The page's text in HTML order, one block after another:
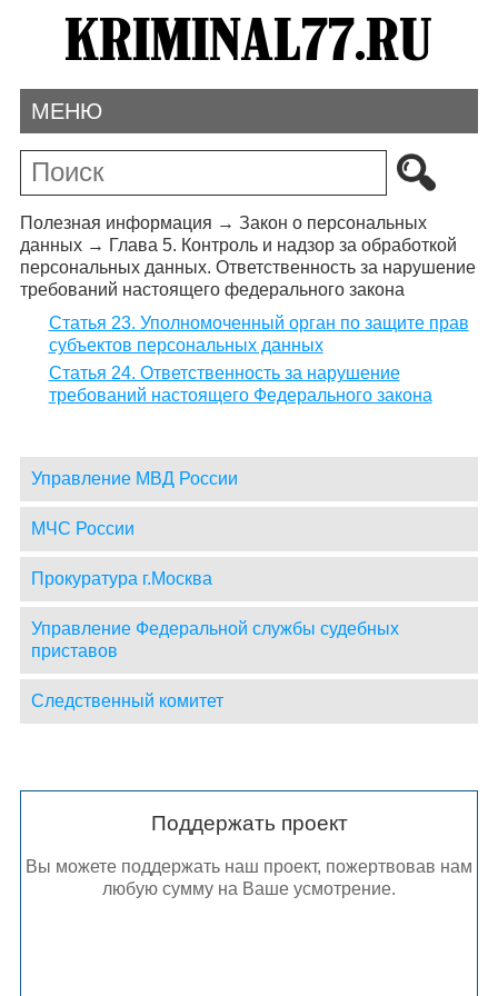
МЕНЮ
Полезная информация → Закон о персональных
данных→ Глава 5. Контроль и надзор за обработкой
персональных данных. Ответственность за нарушение
требований настоящего федерального закона
Статья 23. Уполномоченный орган по защите прав
субъектов персональных данных
Статья 24. Ответственность за нарушение
требований настоящего Федерального закона
Управление МВД России
МЧС России
Прокуратура г.Москва
Управление Федеральной службы судебных
приставов
Следственный комитет
Поддержать проект
Вы можете поддержать наш проект, пожертвовав нам
любую сумму на Ваше усмотрение.